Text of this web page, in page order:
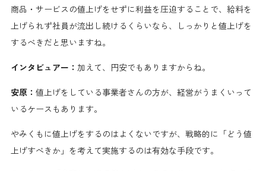
商品・サービスの値上げをせずに利益を圧迫することで、給料を
上げられず社員が流出し続けるくらいなら、しっかりと値上げを
するべきだと思いますね。
インタビュアー： 加えて、円安でもありますからね。
安原： 値上げをしている事業者さんの方が、経営がうまくいって
いるケースもあります。
やみくもに値上げをするのはよくないですが、戦略的に「どう値
上げすべきか」を考えて実施するのは有効な手段です。